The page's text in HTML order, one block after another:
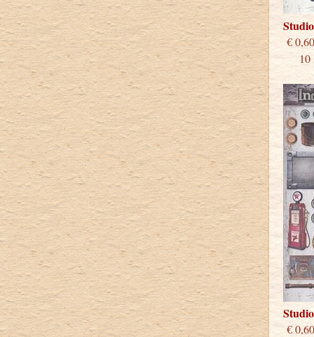
10